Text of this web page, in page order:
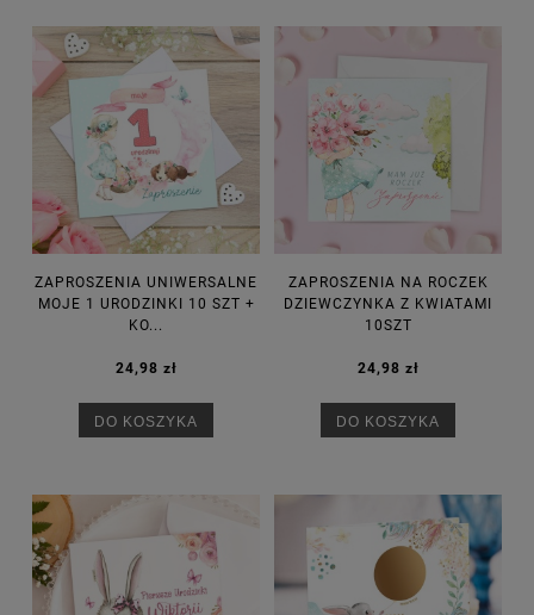
ZAPROSZENIA UNIWERSALNE
MOJE 1 URODZINKI 10 SZT +
KO...
24,98 zł
DO KOSZYKA
ZAPROSZENIA NA ROCZEK
DZIEWCZYNKA Z KWIATAMI
10SZT
24,98 zł
DO KOSZYKA